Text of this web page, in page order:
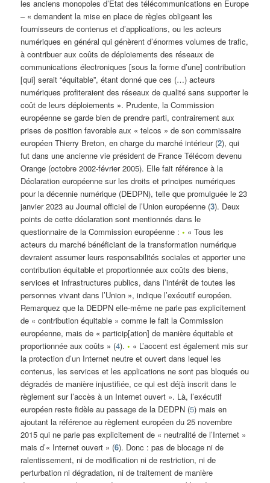
les anciens monopoles d’Etat des télécommunications en Europe
– « demandent la mise en place de règles obligeant les
fournisseurs de contenus et d’applications, ou les acteurs
numériques en général qui génèrent d’énormes volumes de trafic,
à contribuer aux coûts de déploiements des réseaux de
communications électroniques [sous la forme d’une] contribution
[qui] serait “équitable”, étant donné que ces (…) acteurs
numériques profiteraient des réseaux de qualité sans supporter le
coût de leurs déploiements ». Prudente, la Commission
européenne se garde bien de prendre parti, contrairement aux
prises de position favorable aux « telcos » de son commissaire
européen Thierry Breton, en charge du marché intérieur (2), qui
fut dans une ancienne vie président de France Télécom devenu
Orange (octobre 2002-février 2005). Elle fait référence à la
Déclaration européenne sur les droits et principes numériques
pour la décennie numérique (DEDPN), telle que promulguée le 23
janvier 2023 au Journal officiel de l’Union européenne (3). Deux
points de cette déclaration sont mentionnés dans le
questionnaire de la Commission européenne :• « Tous les
acteurs du marché bénéficiant de la transformation numérique
devraient assumer leurs responsabilités sociales et apporter une
contribution équitable et proportionnée aux coûts des biens,
services et infrastructures publics, dans l’intérêt de toutes les
personnes vivant dans l’Union », indique l’exécutif européen.
Remarquez que la DEDPN elle-même ne parle pas explicitement
de « contribution équitable » comme le fait la Commission
européenne, mais de « particip[ation] de manière équitable et
proportionnée aux coûts » (4).• « L’accent est également mis sur
la protection d’un Internet neutre et ouvert dans lequel les
contenus, les services et les applications ne sont pas bloqués ou
dégradés de manière injustifiée, ce qui est déjà inscrit dans le
règlement sur l’accès à un Internet ouvert ». Là, l’exécutif
européen reste fidèle au passage de la DEDPN (5) mais en
ajoutant la référence au règlement européen du 25 novembre
2015 qui ne parle pas explicitement de « neutralité de l’Internet »
mais d’« Internet ouvert » (6). Donc : pas de blocage ni de
ralentissement, ni de modification ni de restriction, ni de
perturbation ni dégradation, ni de traitement de manière